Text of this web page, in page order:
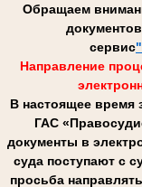
Обращаем
сервис
Направление
В настоящее время
ГАС
документы в
суда поступают с
просьба